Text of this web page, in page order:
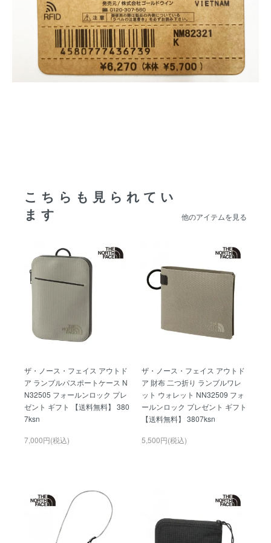
こちらも見られてい
ます
他のアイテムを見る
ザ・ノース・フェイス アウトド
ア ランブルパスポートケース N
N32505 フォールンロック プレ
ゼント ギフト 【送料無料】 380
7ksn
7,000円(税込)
ザ・ノース・フェイス アウトド
ア 財布 二つ折り ランブルワレ
ット ウォレット NN32509 フォ
ールンロック プレゼント ギフト
【送料無料】 3807ksn
5,500円(税込)